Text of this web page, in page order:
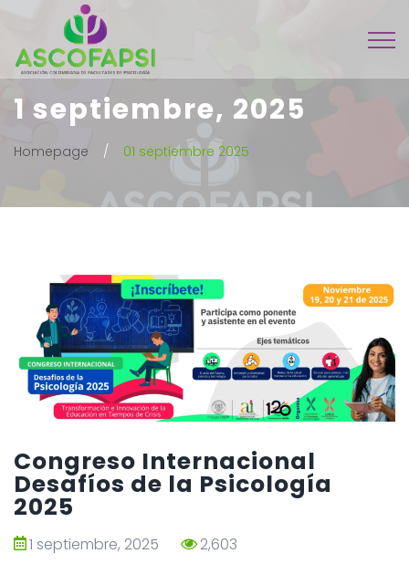
1 septiembre, 2025
Homepage 01 septiembre 2025
Congreso Internacional
Desafíos de la Psicología
2025
1 septiembre, 2025 2,603